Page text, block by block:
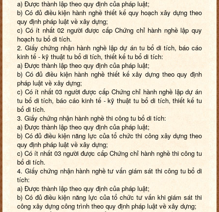
a) Được thành lập theo quy định của pháp luật;
b) Có đủ điều kiện hành nghề thiết kế quy hoạch xây dựng theo
quy định pháp luật về xây dựng;
c) Có ít nhất 02 người được cấp Chứng chỉ hành nghề lập quy
hoạch tu bổ di tích.
2. Giấy chứng nhận hành nghề lập dự án tu bổ di tích, báo cáo
kinh tế - kỹ thuật tu bổ di tích, thiết kế tu bổ di tích:
a) Được thành lập theo quy định của pháp luật;
b) Có đủ điều kiện hành nghề thiết kế xây dựng theo quy định
pháp luật về xây dựng;
c) Có ít nhất 03 người được cấp Chứng chỉ hành nghề lập dự án
tu bổ di tích, báo cáo kinh tế - kỹ thuật tu bổ di tích, thiết kế tu
bổ di tích.
3. Giấy chứng nhận hành nghề thi công tu bổ di tích:
a) Được thành lập theo quy định của pháp luật;
b) Có đủ điều kiện năng lực của tổ chức thi công xây dựng theo
quy định pháp luật về xây dựng;
c) Có ít nhất 03 người được cấp Chứng chỉ hành nghề thi công tu
bổ di tích.
4. Giấy chứng nhận hành nghề tư vấn giám sát thi công tu bổ di
tích:
a) Được thành lập theo quy định của pháp luật;
b) Có đủ điều kiện năng lực của tổ chức tư vấn khi giám sát thi
công xây dựng công trình theo quy định pháp luật về xây dựng;